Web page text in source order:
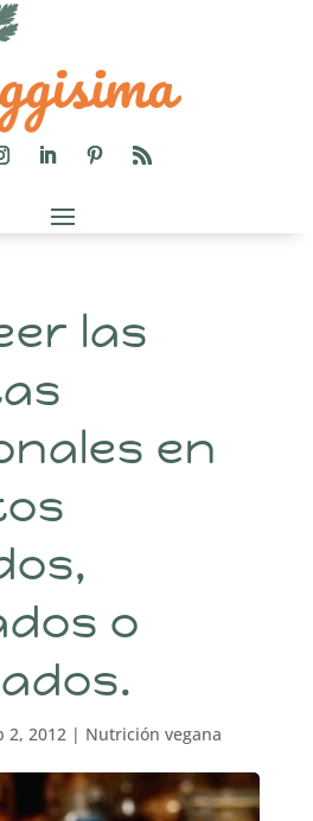
las
en
o
2, 2012| Nutrición vegana